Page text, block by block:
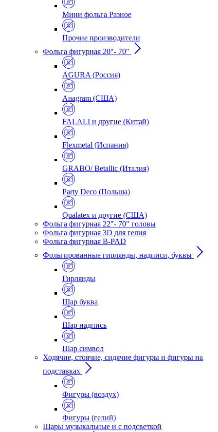
Мини фольга Разное
Прочие производители
Фольга фигурная 20"- 70"
AGURA (Россия)
Anagram (США)
FALALI и другие (Китай)
Flexmetal (Испания)
GRABO/ Betallic (Италия)
Party Deco (Польша)
Qualatex и другие (США)
Фольга фигурная 22"- 70" головы
Фольга фигурная 3D для гелия
Фольга фигурная B-PAD
Фольгированные гирлянды, надписи, буквы
Гирлянды
Шар буква
Шар надпись
Шар символ
Ходячие, стоячие, сидячие фигуры и фигуры на
подставках
Фигуры (воздух)
Фигуры (гелий)
Шары музыкальные и с подсветкой